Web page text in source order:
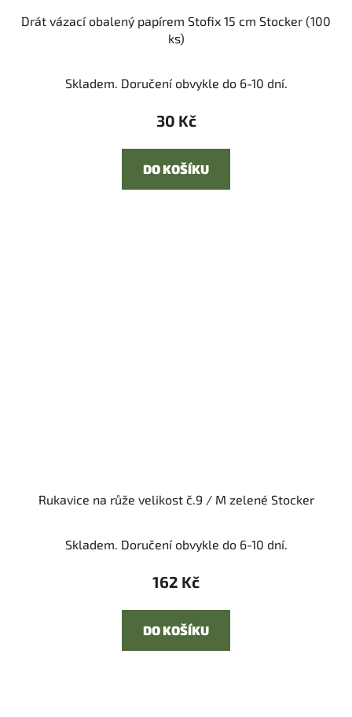
Drát vázací obalený papírem Stofix 15 cm Stocker (100
ks)
Skladem. Doručení obvykle do 6-10 dní.
30 Kč
DO KOŠÍKU
Rukavice na růže velikost č.9 / M zelené Stocker
Skladem. Doručení obvykle do 6-10 dní.
162 Kč
DO KOŠÍKU